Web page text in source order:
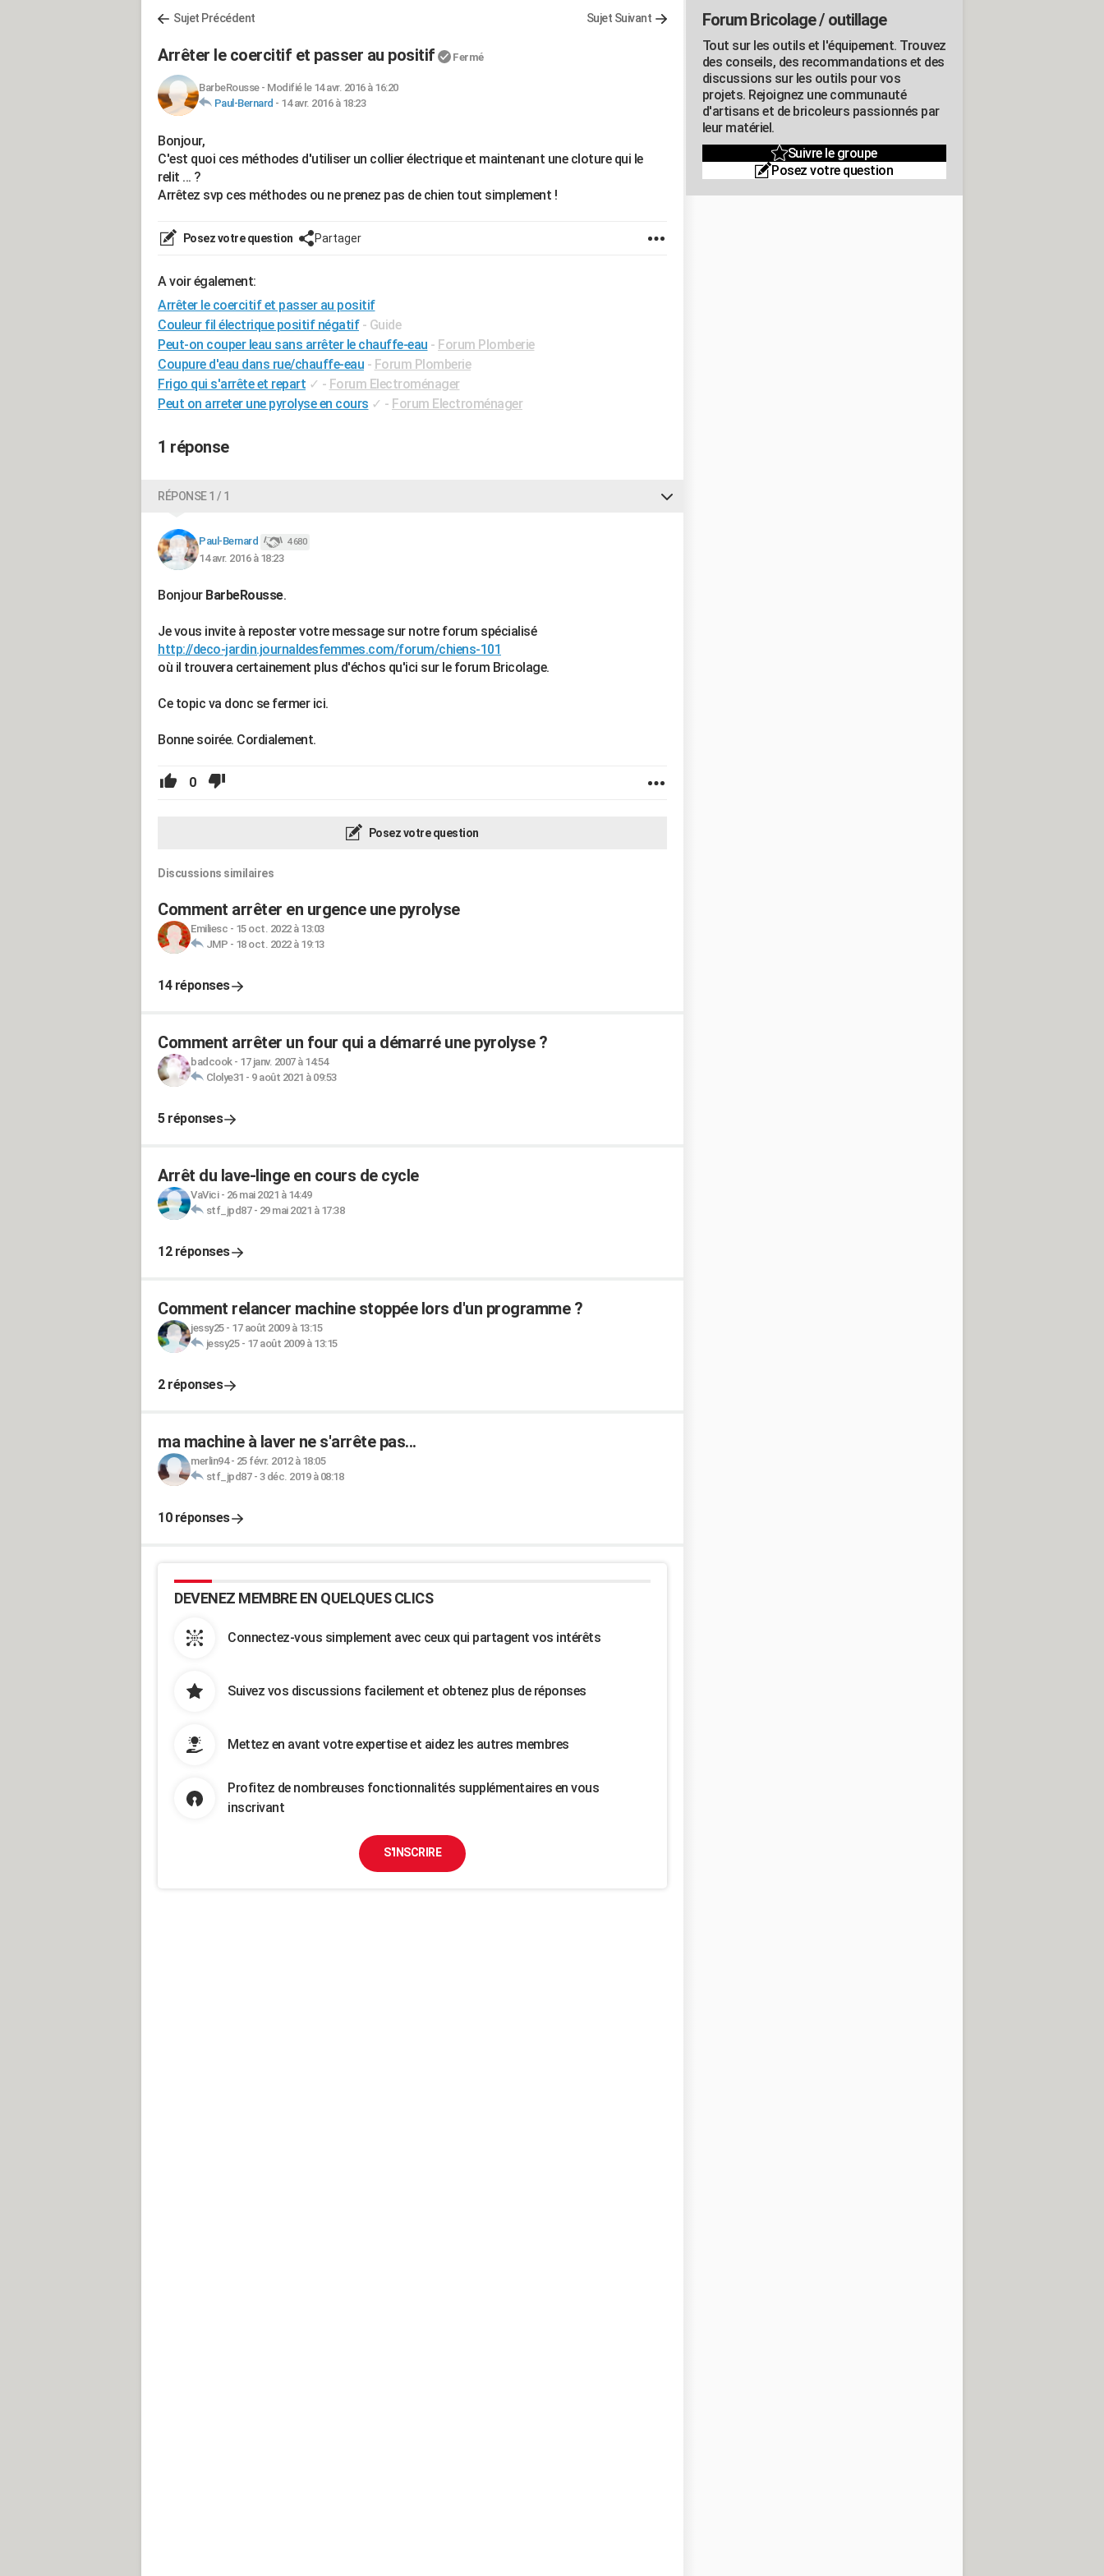
Sujet Précédent Sujet Suivant
Arrêter le coercitif et passer au positif Fermé
BarbeRousse- Modifié le 14 avr. 2016 à 16:20
Paul-Bernard - 14 avr. 2016 à 18:23
Bonjour,
C'est quoi ces méthodes d'utiliser un collier électrique et maintenant une cloture qui le
relit ... ?
Arrêtez svp ces méthodes ou ne prenez pas de chien tout simplement !
Posez votre question Partager
A voir également:
Arrêter le coercitif et passer au positif
Couleur fil électrique positif négatif - Guide
Peut-on couper leau sans arrêter le chauffe-eau - Forum Plomberie
Coupure d'eau dans rue/chauffe-eau - Forum Plomberie
Frigo qui s'arrête et repart ✓ - Forum Electroménager
Peut on arreter une pyrolyse en cours ✓ - Forum Electroménager
1 réponse
RÉPONSE 1 / 1
Paul-Bernard 4 680
14 avr. 2016 à 18:23
Bonjour BarbeRousse.
Je vous invite à reposter votre message sur notre forum spécialisé
http://deco-jardin.journaldesfemmes.com/forum/chiens-101
où il trouvera certainement plus d'échos qu'ici sur le forum Bricolage.
Ce topic va donc se fermer ici.
Bonne soirée. Cordialement.
0
Posez votre question
Discussions similaires
Comment arrêter en urgence une pyrolyse
Emiliesc - 15 oct. 2022 à 13:03
JMP - 18 oct. 2022 à 19:13
14 réponses
Comment arrêter un four qui a démarré une pyrolyse ?
badcook- 17 janv. 2007 à 14:54
Clolye31 - 9 août 2021 à 09:53
5 réponses
Arrêt du lave-linge en cours de cycle
VaVici- 26 mai 2021 à 14:49
stf_jpd87- 29 mai 2021 à 17:38
12 réponses
Comment relancer machine stoppée lors d'un programme ?
jessy25- 17 août 2009 à 13:15
jessy25- 17 août 2009 à 13:15
2 réponses
ma machine à laver ne s'arrête pas...
merlin94- 25 févr. 2012 à 18:05
stf_jpd87- 3 déc. 2019 à 08:18
10 réponses
DEVENEZ MEMBRE EN QUELQUES CLICS
Connectez-vous simplement avec ceux qui partagent vos intérêts
Suivez vos discussions facilement et obtenez plus de réponses
Mettez en avant votre expertise et aidez les autres membres
Profitez de nombreuses fonctionnalités supplémentaires en vous
inscrivant
S'INSCRIRE
Forum Bricolage / outillage
Tout sur les outils et l'équipement. Trouvez
des conseils, des recommandations et des
discussions sur les outils pour vos
projets. Rejoignez une communauté
d'artisans et de bricoleurs passionnés par
leur matériel.
Suivre le groupe
Posez votre question